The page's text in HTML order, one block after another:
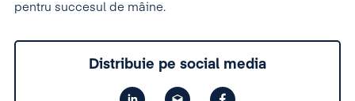
pentru succesul de mâine.
Distribuie pe social media